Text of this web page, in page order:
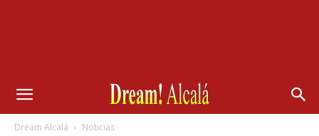
Dream Alcalá Noticias